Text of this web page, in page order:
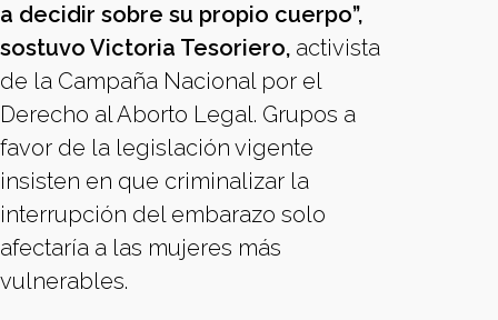
a decidir sobre su propio cuerpo”,
sostuvo Victoria Tesoriero, activista
de la Campaña Nacional por el
Derecho al Aborto Legal. Grupos a
favor de la legislación vigente
insisten en que criminalizar la
interrupción del embarazo solo
afectaría a las mujeres más
vulnerables.